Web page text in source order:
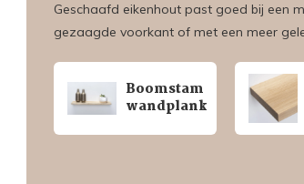
Geschaafd eikenhout past goed bij een
gezaagde voorkant of met een meer
Boomstam
wandplank